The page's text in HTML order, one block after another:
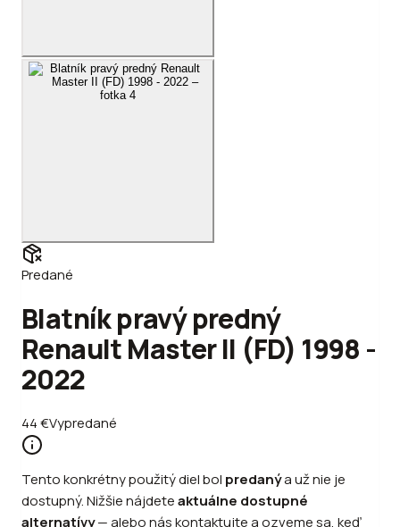
Predané
Blatník pravý predný
Renault Master II (FD) 1998 -
2022
44€Vypredané
Tento konkrétny použitý diel bol predanýa už nie je
dostupný. Nižšie nájdeteaktuálne dostupné
alternatívy—alebonás kontaktujte a ozveme sa, keď